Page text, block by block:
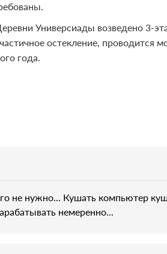
Универсиады возведено 3-
остекление, проводится
года.
не нужно... Кушать компьютер
немеренно...